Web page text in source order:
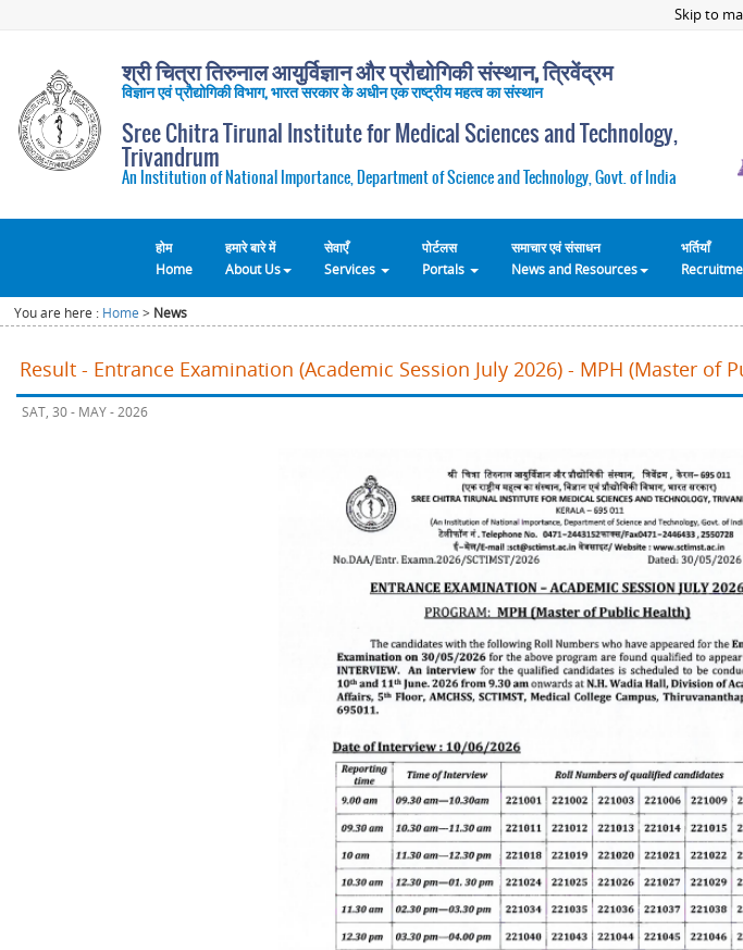
Skip to
श्री चित्रा तिरुनाल आयुर्विज्ञान और प्रौद्योगिकी संस्थान, त्रिवेंद्रम
विज्ञान एवं प्रौद्योगिकी विभाग, भारत सरकार के अधीन एक राष्ट्रीय महत्व का संस्थान
Sree Chitra Tirunal Institute for Medical Sciences and Technology,
Trivandrum
An Institution of National Importance, Department of Science and Technology, Govt. of India
होम
Home
हमारे बारे में
About Us
सेवाएँ
Services
पोर्टलस
Portals
समाचार एवं संसाधन
News and Resources
भर्तियाँ
You are here : Home > News
Result - Entrance Examination (Academic Session July 2026) - MPH (Master of
SAT, 30 - MAY - 2026